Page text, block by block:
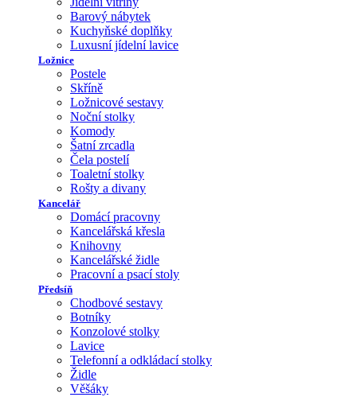
Barový nábytek
Kuchyňské doplňky
Luxusní jídelní lavice
Ložnice
Postele
Skříně
Ložnicové sestavy
Noční stolky
Komody
Šatní zrcadla
Čela postelí
Toaletní stolky
Rošty a divany
Kancelář
Domácí pracovny
Kancelářská křesla
Knihovny
Kancelářské židle
Pracovní a psací stoly
Předsíň
Chodbové sestavy
Botníky
Konzolové stolky
Lavice
Telefonní a odkládací stolky
Židle
Věšáky